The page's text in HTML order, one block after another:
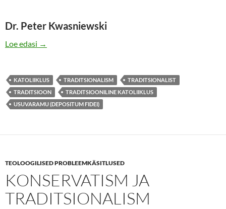
Dr. Peter Kwasniewski
Loe edasi END “TRADITSIOONILISEKS KATOLIIKLASEKS”
→
KATOLIIKLUS TRADITSIONALISM
TRADITSIONALIST
TRADITSIOON
TRADITSIOONILINE KATOLIIKLUS
USUVARAMU (DEPOSITUM FIDEI)
TEOLOOGILISED PROBLEEMKÄSITLUSED
KONSERVATISM JA
TRADITSIONALISM